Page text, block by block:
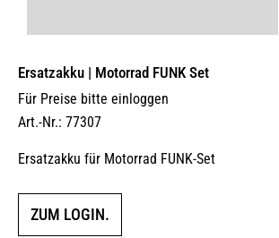
Ersatzakku | Motorrad FUNK Set
Für Preise bitte einloggen
Art.-Nr.: 77307
Ersatzakku für Motorrad FUNK-Set
ZUM LOGIN.